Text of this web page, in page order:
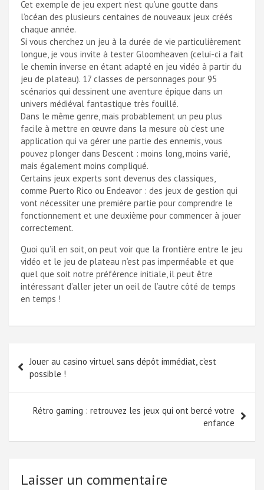
Cet exemple de jeu expert n’est qu’une goutte dans
l’océan des plusieurs centaines de nouveaux jeux créés
chaque année.
Si vous cherchez un jeu à la durée de vie particulièrement
longue, je vous invite à tester Gloomheaven (celui-ci a fait
le chemin inverse en étant adapté en jeu vidéo à partir du
jeu de plateau). 17 classes de personnages pour 95
scénarios qui dessinent une aventure épique dans un
univers médiéval fantastique très fouillé.
Dans le même genre, mais probablement un peu plus
facile à mettre en œuvre dans la mesure où c’est une
application qui va gérer une partie des ennemis, vous
pouvez plonger dans Descent : moins long, moins varié,
mais également moins compliqué.
Certains jeux experts sont devenus des classiques,
comme Puerto Rico ou Endeavor : des jeux de gestion qui
vont nécessiter une première partie pour comprendre le
fonctionnement et une deuxième pour commencer à jouer
correctement.
Quoi qu’il en soit, on peut voir que la frontière entre le jeu
vidéo et le jeu de plateau n’est pas imperméable et que
quel que soit notre préférence initiale, il peut être
intéressant d’aller jeter un oeil de l’autre côté de temps
en temps !
de
l’article
Jouer au casino virtuel sans dépôt immédiat, c’est
possible !
Rétro gaming : retrouvez les jeux qui ont bercé votre
enfance
Laisser un commentaire